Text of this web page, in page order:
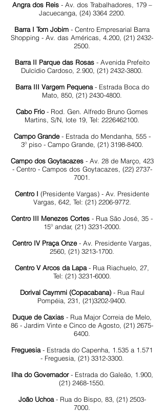
Angra dos Reis - Av. dos Trabalhadores, 179 –
Jacuecanga, (24) 3364 2200.
Barra I Tom Jobim - Centro Empresarial Barra
Shopping - Av. das Américas, 4.200, (21) 2432-
2500.
Barra II Parque das Rosas - Avenida Prefeito
Dulcídio Cardoso, 2.900, (21) 2432-3800.
Barra III Vargem Pequena- Estrada Boca do
Mato, 850, (21) 2430-4800.
Cabo Frio- Rod. Gen. Alfredo Bruno Gomes
Martins, S/N, lote 19, Tel: 2226462100.
Campo Grande- Estrada do Mendanha, 555 -
3º piso - Campo Grande, (21) 3198-8400.
Campo dos Goytacazes- Av. 28 de Março, 423
- Centro - Campos dos Goytacazes, (22) 2737-
7001.
Centro I (Presidente Vargas) - Av. Presidente
Vargas, 642, Tel: (21) 2206-9772.
Centro III Menezes Cortes - Rua São José, 35 -
15º andar, (21) 3231-2000.
Centro IV Praça Onze- Av. Presidente Vargas,
2560, (21) 3213-1700.
Centro V Arcos da Lapa- Rua Riachuelo, 27,
Tel: (21) 3231-6000.
Dorival Caymmi (Copacabana)- Rua Raul
Pompéia, 231, (21)3202-9400.
Duque de Caxias - Rua Major Correia de Melo,
86 - Jardim Vinte e Cinco de Agosto, (21) 2675-
6400.
Freguesia- Estrada do Capenha, 1.535 a 1.571
- Freguesia, (21) 3312-3300.
Ilha do Governador- Estrada do Galeão, 1.900,
(21) 2468-1550.
João Uchoa- Rua do Bispo, 83, (21) 2503-
7000.